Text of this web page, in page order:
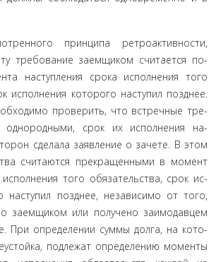
принципа ретроактивности,
требование заемщиком считается по­
наступления срока исполнения того
исполнения которого наступил позднее.
проверить, что встречные тре­
однородными, срок их исполнения на­
сделала заявление о зачете. В этом
считаются прекращенными в момент
исполнения того обязательства, срок ис­
наступил позднее, независимо от того,
заемщиком или получено заимодавцем
При определении суммы долга, на кото­
подлежат определению момен­ты